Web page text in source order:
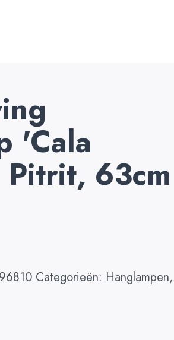
'Cala
63cm
Categorieën: Hanglampen,